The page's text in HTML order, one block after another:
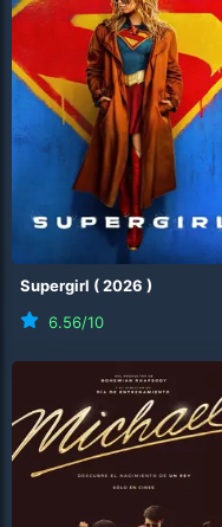
Supergirl (2026 )
6.56/10